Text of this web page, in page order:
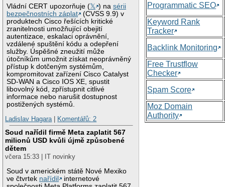
Vládní CERT upozorňuje (𝕏 ) nasérii
bezpečnostních záplat
(CVSS 9.9) v
produktech Cisco řešících kritické
zranitelnosti umožňující obejití
autentizace, eskalaci oprávnění,
vzdálené spuštění kódu a odepření
služby. Úspěšné zneužití může
útočníkům umožnit získat neoprávněný
přístup k dotčeným systémům,
kompromitovat zařízení Cisco Catalyst
SD-WAN a Cisco IOS XE, spustit
libovolný kód, zpřístupnit citlivé
informace nebo narušit dostupnost
postižených systémů.
Ladislav Hagara| Komentářů: 2
Soud nařídil firmě Meta zaplatit 567
milionů USD kvůli újmě způsobené
dětem
včera 15:33 | IT novinky
Soud v americkém státě Nové Mexiko
ve čtvrtek nařídil
internetové
Programmatic SEO
Keyword Rank
Tracker
Backlink Monitoring
Free Trustflow
Checker
Spam Score
Moz Domain
Authority